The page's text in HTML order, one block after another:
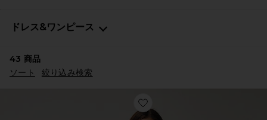
ドレス&ワンピース
43 商品
ソート
絞り込み検索